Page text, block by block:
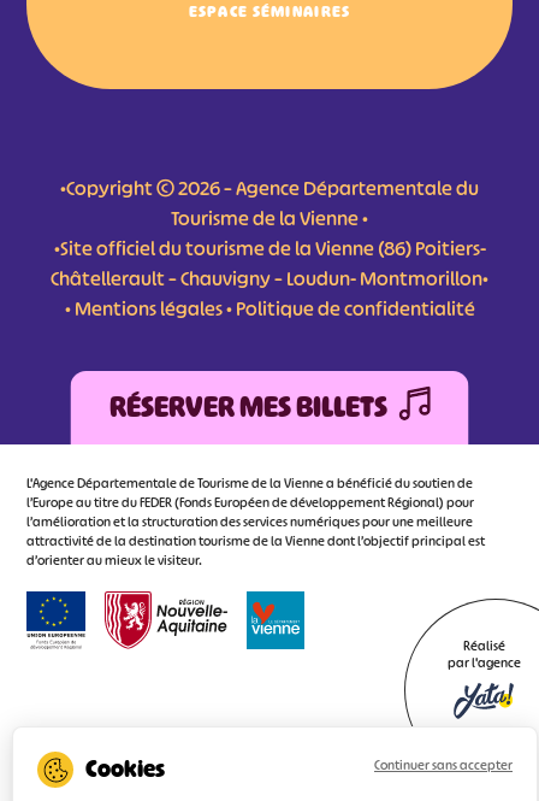
ESPACE SÉMINAIRES
•Copyright © 2026 – Agence Départementale du
Tourisme de la Vienne •
•Site officiel du tourisme de la Vienne (86) Poitiers-
Châtellerault – Chauvigny – Loudun- Montmorillon•
•Mentions légales•Politique de confidentialité
RÉSERVER MES BILLETS
L'Agence Départementale de Tourisme de la Vienne a bénéficié du soutien de
l’Europe au titre du FEDER (Fonds Européen de développement Régional) pour
l’amélioration et la structuration des services numériques pour une meilleure
attractivité de la destination tourisme de la Vienne dont l’objectif principal est
d’orienter au mieux le visiteur.
Réalisé
par l'agence
Continuer sans accepter